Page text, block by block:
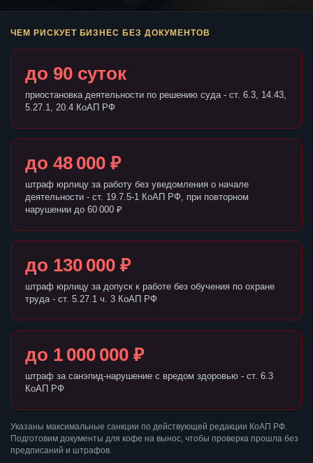
ЧЕМ РИСКУЕТ БИЗНЕС БЕЗ ДОКУМЕНТОВ
до 90 суток
приостановка деятельности по решению суда - ст. 6.3, 14.43,
5.27.1, 20.4 КоАП РФ
до 48 000 ₽
штраф юрлицу за работу без уведомления о начале
деятельности - ст. 19.7.5-1 КоАП РФ, при повторном
нарушении до 60 000 ₽
до 130 000 ₽
штраф юрлицу за допуск к работе без обучения по охране
труда - ст. 5.27.1 ч. 3 КоАП РФ
до 1 000 000 ₽
штраф за санэпид-нарушение с вредом здоровью - ст. 6.3
КоАП РФ
Указаны максимальные санкции по действующей редакции КоАП РФ.
Подготовим документы для кофе на вынос, чтобы проверка прошла без
предписаний и штрафов.